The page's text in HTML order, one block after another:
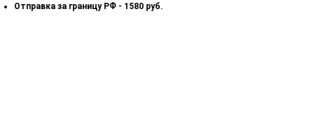
Отправка за границу РФ - 1580 руб.